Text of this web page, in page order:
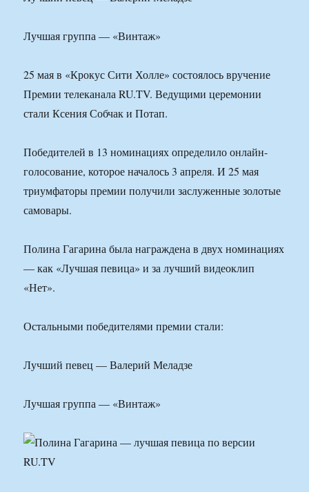
Лучшая группа — «Винтаж»
25 мая в «Крокус Сити Холле» состоялось вручение
Премии телеканала RU.TV. Ведущими церемонии
стали Ксения Собчак и Потап.
Победителей в 13 номинациях определило онлайн-
голосование, которое началось 3 апреля. И 25 мая
триумфаторы премии получили заслуженные золотые
самовары.
Полина Гагарина была награждена в двух номинациях
— как «Лучшая певица» и за лучший видеоклип
«Нет».
Остальными победителями премии стали:
Лучший певец — Валерий Меладзе
Лучшая группа — «Винтаж»